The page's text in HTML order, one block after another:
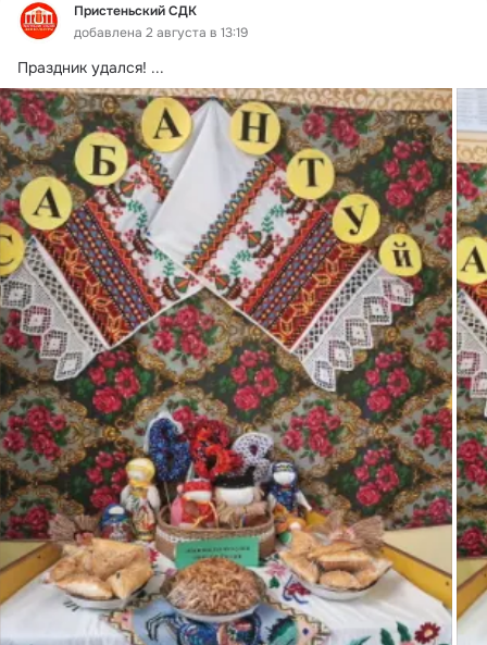
Пристеньский СДК
добавлена 2 августа в 13:19
Праздник удался! ...